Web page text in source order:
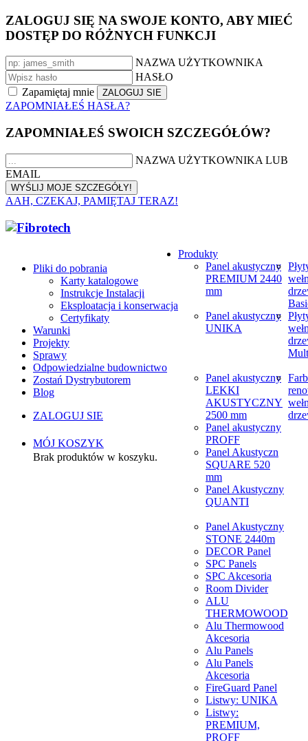
ZALOGUJ SIĘ NA SWOJE KONTO, ABY MIEĆ
DOSTĘP DO RÓŻNYCH FUNKCJI
NAZWA UŻYTKOWNIKA
HASŁO
Zapamiętaj mnie
ZAPOMNIAŁEŚ HASŁA?
ZAPOMNIAŁEŚ SWOICH SZCZEGÓŁÓW?
NAZWA UŻYTKOWNIKA LUB
EMAIL
AAH, CZEKAJ, PAMIĘTAJ TERAZ!
Pliki do pobrania
Karty katalogowe
Instrukcje Instalacji
Eksploatacja i konserwacja
Certyfikaty
Warunki
Projekty
Sprawy
Odpowiedzialne budownictwo
Zostań Dystrybutorem
Blog
ZALOGUJ SIE
MÓJ KOSZYK
Brak produktów w koszyku.
Produkty
Panel akustyczny
PREMIUM 2440
mm
Panel akustyczny
UNIKA
Panel akustyczny
LEKKI
AKUSTYCZNY
2500 mm
Panel akustyczny
PROFF
Panel Akustyczn
SQUARE 520
mm
Panel Akustyczny
QUANTI
Panel Akustyczny
STONE 2440m
DECOR Panel
SPC Panels
SPC Akcesoria
Room Divider
ALU
THERMOWOOD
Alu Thermowood
Akcesoria
Alu Panels
Alu Panels
Akcesoria
FireGuard Panel
Listwy: UNIKA
Listwy:
PREMIUM,
PROFF